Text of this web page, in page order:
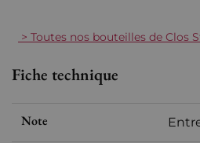
> Toutes nos bouteilles de Clos
Fiche technique
Note